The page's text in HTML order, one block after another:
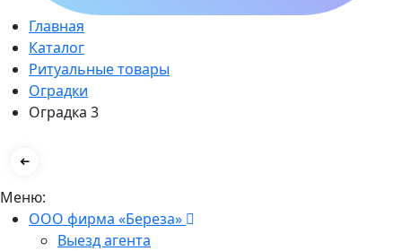
Меню:
ООО фирма «Береза»
Выезд агента
Главная
Каталог
Ритуальные товары
Оградки
Оградка 3